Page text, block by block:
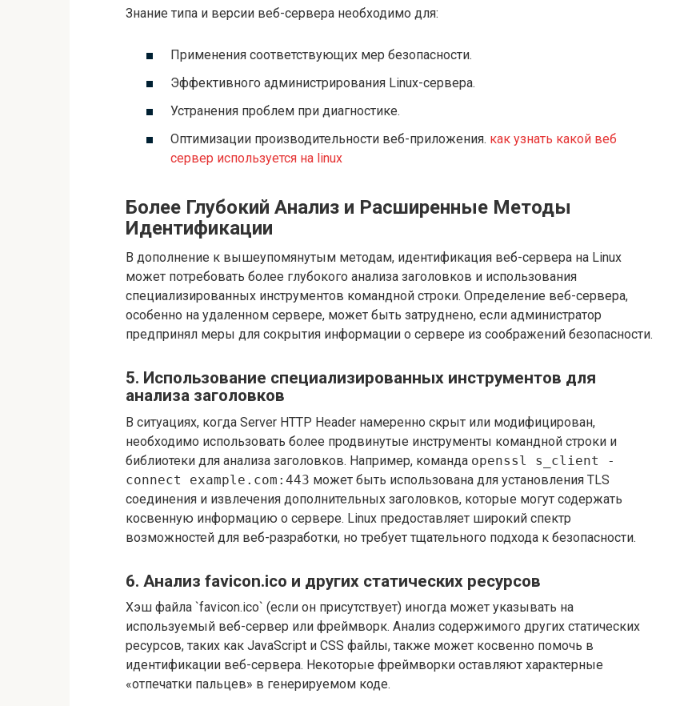
Знание типа и версии веб-сервера необходимо для:
Применения соответствующих мер безопасности.
Эффективного администрирования Linux-сервера.
Устранения проблем при диагностике.
Оптимизации производительности веб-приложения. как узнать какой веб
сервер используется на linux
Более Глубокий Анализ и Расширенные Методы
Идентификации
В дополнение к вышеупомянутым методам, идентификация веб-сервера на Linux
может потребовать более глубокого анализа заголовков и использования
специализированных инструментов командной строки. Определение веб-сервера,
особенно на удаленном сервере, может быть затруднено, если администратор
предпринял меры для сокрытия информации о сервере из соображений безопасности.
5. Использование специализированных инструментов для
анализа заголовков
В ситуациях, когда Server HTTP Header намеренно скрыт или модифицирован,
необходимо использовать более продвинутые инструменты командной строки и
библиотеки для анализа заголовков. Например, команда openssl s_client -
connect example.com:443 может быть использована для установления TLS
соединения и извлечения дополнительных заголовков, которые могут содержать
косвенную информацию о сервере. Linux предоставляет широкий спектр
возможностей для веб-разработки, но требует тщательного подхода к безопасности.
6. Анализ favicon.ico и других статических ресурсов
Хэш файла `favicon.ico` (если он присутствует) иногда может указывать на
используемый веб-сервер или фреймворк. Анализ содержимого других статических
ресурсов, таких как JavaScript и CSS файлы, также может косвенно помочь в
идентификации веб-сервера. Некоторые фреймворки оставляют характерные
«отпечатки пальцев» в генерируемом коде.